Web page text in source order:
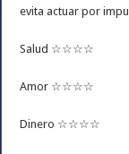
evita actuar por
Salud ☆☆☆☆
Amor ☆☆☆☆
Dinero ☆☆☆☆